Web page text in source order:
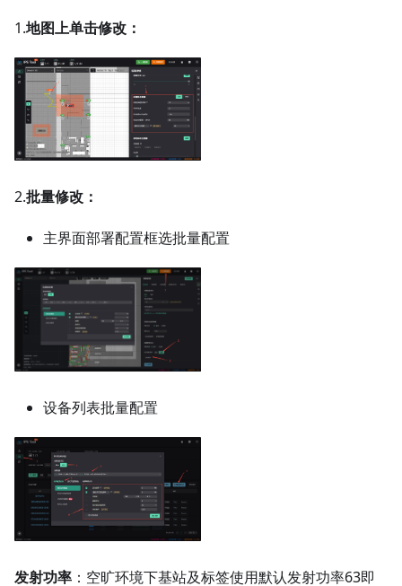
1.地图上单击修改：
2.批量修改：
主界面部署配置框选批量配置
设备列表批量配置
发射功率 ：空旷环境下基站及标签使用默认发射功率63即